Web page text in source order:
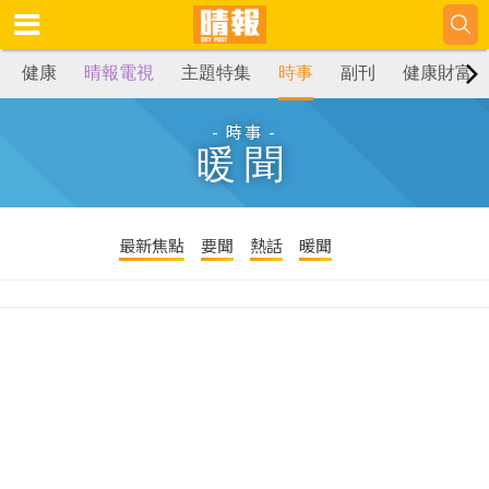
健康 晴報電視 主題特集 時事 副刊 健康財富
- 時事 -
暖聞
最新焦點 要聞 熱話 暖聞